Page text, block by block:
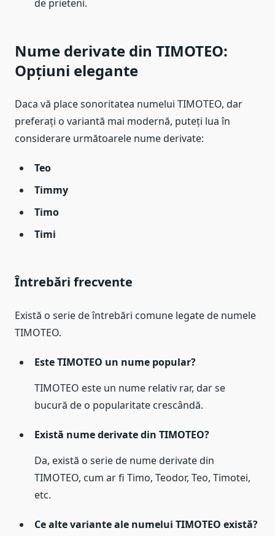
de prieteni.
Nume derivate din TIMOTEO:
Opțiuni elegante
Daca vă place sonoritatea numelui TIMOTEO, dar
preferați o variantă mai modernă, puteți lua în
considerare următoarele nume derivate:
Teo
Timmy
Timo
Timi
Întrebări frecvente
Există o serie de întrebări comune legate de numele
TIMOTEO.
Este TIMOTEO un nume popular?
TIMOTEO este un nume relativ rar, dar se
bucură de o popularitate crescândă.
Există nume derivate din TIMOTEO?
Da, există o serie de nume derivate din
TIMOTEO, cum ar fi Timo, Teodor, Teo, Timotei,
etc.
Ce alte variante ale numelui TIMOTEO există?